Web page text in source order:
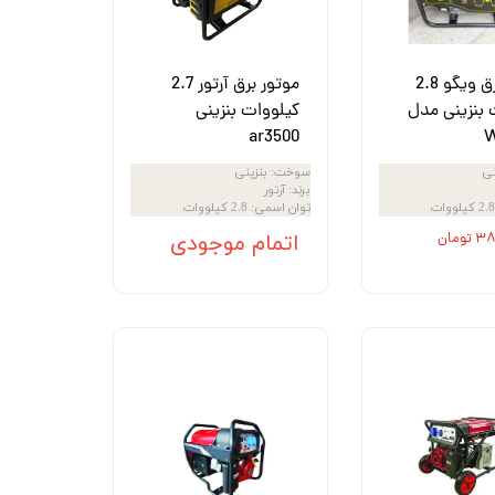
موتور برق ویگو 2.8
بنزینی مدل
2.8 کیلووات
موتور برق آرتور 2.7
کیلووات بنزینی
ar3500
سوخت: بنزینی
برند:آرتور
توان اسمی: 2.8 کیلووات
اتمام موجودی